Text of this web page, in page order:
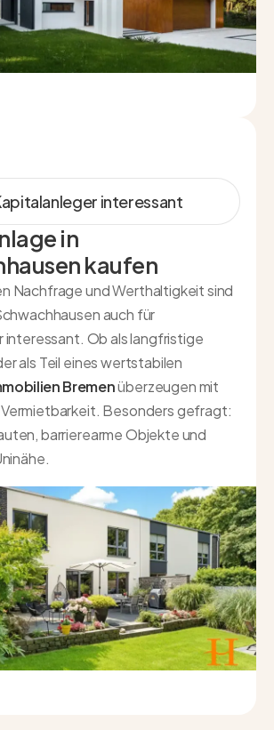
interessant
in
kaufen
Nachfrage und Werthaltigkeit sind
auch für
interessant. Ob als langfristige
als Teil eines wertstabilen
Bremenüberzeugen mit
Besonders gefragt:
barrierearme Objekte und